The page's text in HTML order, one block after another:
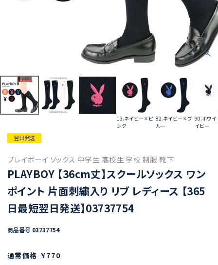
13.ネイビー×ピ
ンク
82.ネイビー×ブ
ルー
90.ホワ
イビー
翌日発送
プレイボーイ ソックス 中学生 高校生 学校 制服 靴下
PLAYBOY 【36cm丈】スクールソックス ワン
ポイント 片面刺繍入り リブ レディース 【365
日最短翌日発送】03737754
商品番号 03737754
通常価格 ¥770